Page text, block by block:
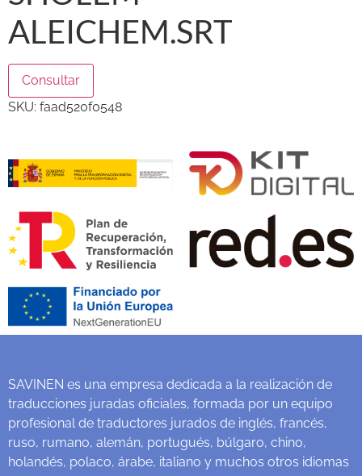
ALEICHEM.SRT
Consultar
SKU: faad520f0548
SAVINEN es una empresa dedicada a la realización de
traducciones juradas oficiales, formada por un equipo
profesional de traductores jurados de inglés, francés,
ruso, rumano, alemán, portugués, búlgaro, chino,
holandés, polaco, árabe, italiano y muchos otros idiomas